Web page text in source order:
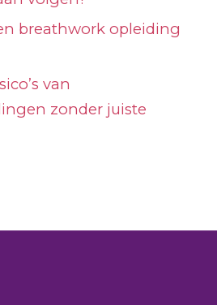
breathwork opleiding
van
zonder juiste